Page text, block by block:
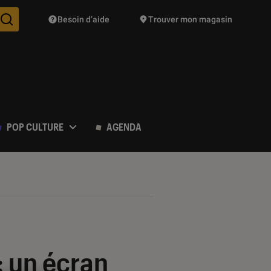
Des suggestions de produits vont vous être proposées
Besoin d’aide Trouver mon magasin
POP CULTURE AGENDA
un écran